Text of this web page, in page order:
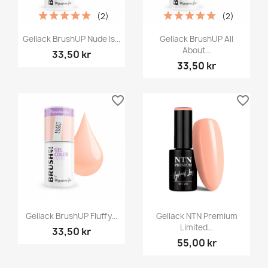
Gellack BrushUP Nude Is...
33,50 kr
(2)
Gellack BrushUP All
About...
33,50 kr
(2)
Gellack BrushUP Fluffy...
33,50 kr
favorite_border
Gellack NTN Premium
Limited...
55,00 kr
favorite_border